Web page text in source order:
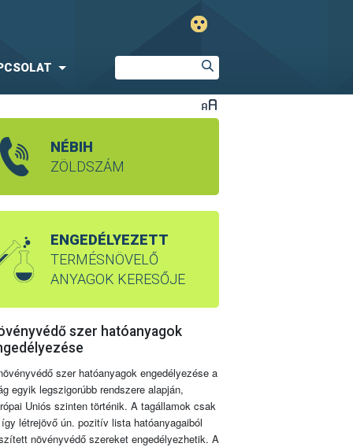
NÉBIH
ZÖLDSZÁM
ENGEDÉLYEZETT
TERMÉSNÖVELŐ
ANYAGOK KERESŐJE
szer hatóanyagok
szer hatóanyagok engedélyezése a
egyik legszigorúbb rendszere alapján,
Uniós szinten történik. A tagállamok csak
létrejövő ún. pozitív lista hatóanyagaiból
növényvédő szereket engedélyezhetik. A